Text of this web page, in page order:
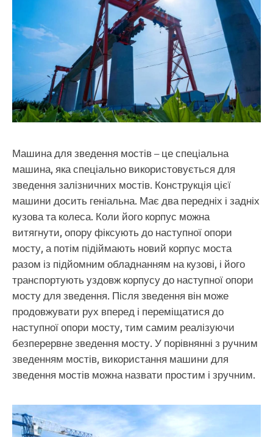
Машина для зведення мостів – це спеціальна
машина, яка спеціально використовується для
зведення залізничних мостів. Конструкція цієї
машини досить геніальна. Має два передніх і задніх
кузова та колеса. Коли його корпус можна
витягнути, опору фіксують до наступної опори
мосту, а потім підіймають новий корпус моста
разом із підйомним обладнанням на кузові, і його
транспортують уздовж корпусу до наступної опори
мосту для зведення. Після зведення він може
продовжувати рух вперед і переміщатися до
наступної опори мосту, тим самим реалізуючи
безперервне зведення мосту. У порівнянні з ручним
зведенням мостів, використання машини для
зведення мостів можна назвати простим і зручним.